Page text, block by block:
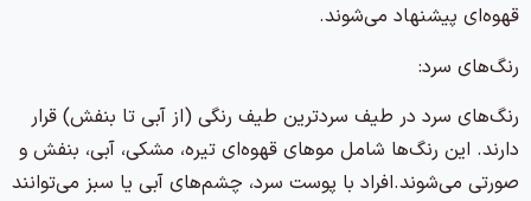
قهوه‌ای پیشنهاد می‌شوند.
رنگ‌های سرد:
رنگ‌های سرد در طیف سردترین طیف رنگی (از آبی تا بنفش) قرار
دارند. این رنگ‌ها شامل موهای قهوه‌ای تیره، مشکی، آبی، بنفش و
صورتی می‌شوند.افراد با پوست سرد، چشم‌های آبی یا سبز می‌توانند